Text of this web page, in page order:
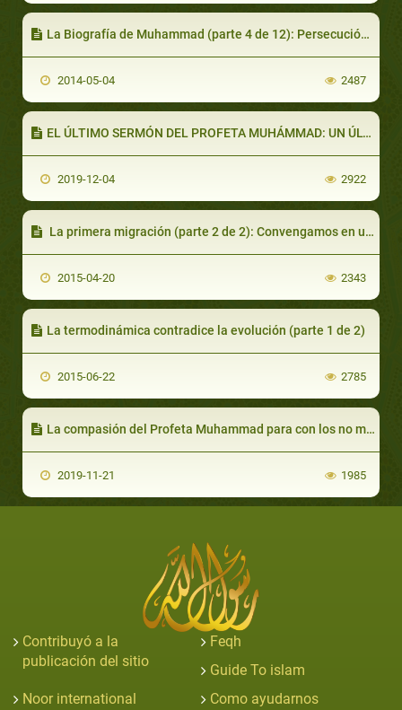
La Biografía de Muhammad (parte 4 de 12): Persecución en la Meca
2014-05-04 2487
EL ÚLTIMO SERMÓN DEL PROFETA MUHÁMMAD: UN ÚLTIMO CONSEJO
2019-12-04 2922
La primera migración (parte 2 de 2): Convengamos en una creencia común
2015-04-20 2343
La termodinámica contradice la evolución (parte 1 de 2)
2015-06-22 2785
La compasión del Profeta Muhammad para con los no musulmanes (parte 1 de 2)
2019-11-21 1985
Contribuyó a la
publicación del sitio
Feqh
Guide To islam
Noor international
Como ayudarnos